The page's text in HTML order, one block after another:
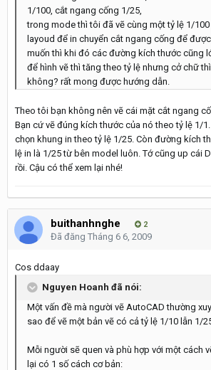
1/100, cắt ngang cống 1/25,
trong mode thì tôi đã vẽ cùng một tỷ lệ 1/
layoud để in chuyển cắt ngang cống để
muốn thì khi đó các đường kích thước cũng
để hình vẽ thì tăng theo tỷ lệ nhưng cở chữ
không? rất mong được hướng dẫn.
Theo tôi bạn không nên vẽ cái mặt cắt ngang
Bạn cứ vẽ đúng kích thước của nó theo tỷ lệ 1/
chọn khung in theo tỷ lệ 1/25. Còn đường kích
lệ in là 1/25 từ bên model luôn. Tớ cũng up cái
rồi. Cậu có thể xem lại nhé!
buithanhnghe 2
Đã đăng Tháng 6 6, 2009
Cos ddaay
Nguyen Hoanh đã nói:
Một vấn đề mà người vẽ AutoCAD thường
sao để vẽ một bản vẽ có cả tỷ lệ 1/10 lẫn 1/
Mỗi người sẽ quen và phù hợp với một cách
lại có 1 số cách cơ bản: